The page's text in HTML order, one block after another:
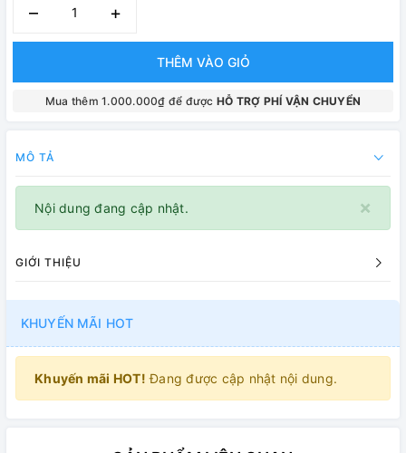
– +
THÊM VÀO GIỎ
Mua thêm 1.000.000₫ để được HỖ TRỢ PHÍ VẬN CHUYỂN
MÔ TẢ
×
Nội dung đang cập nhật.
GIỚI THIỆU
KHUYẾN MÃI HOT
Khuyến mãi HOT! Đang được cập nhật nội dung.